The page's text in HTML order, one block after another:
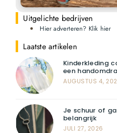
Uitgelichte bedrijven
Hier adverteren? Klik hier
Laatste artikelen
Kinderkleding
een
AUGUSTUS 4,
Je schuur of
belangrijk
JULI 27, 2026